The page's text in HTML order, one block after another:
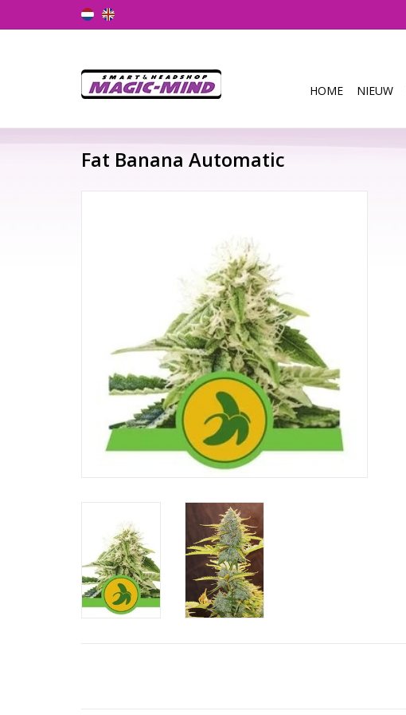
HOME NIEUW
Fat Banana Automatic